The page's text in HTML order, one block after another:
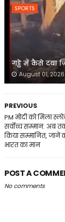
SPORTS
गड्ढे में कैसे दबा
August 01, 2026
PREVIOUS
PM मोदी को मिला
सर्वोच्च सम्मान: अब
किया सम्मानित,
भारत का मान
POST A
No comments